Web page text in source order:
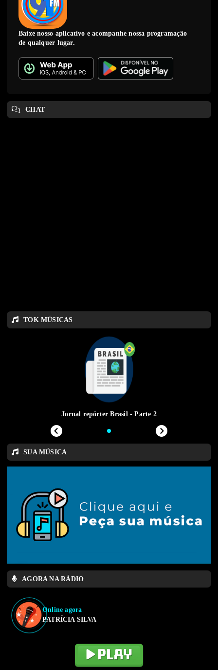
Baixe nosso aplicativo e acompanhe nossa programação
de qualquer lugar.
CHAT
TOK MÚSICAS
Jornal repórter Brasil - Parte 2
SUA MÚSICA
AGORA NA RÁDIO
Online agora
PATRÍCIA SILVA